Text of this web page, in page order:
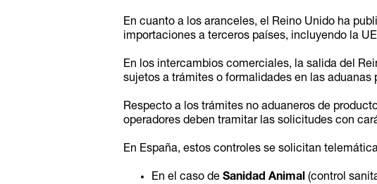
En cuanto a los aranceles, el Reino Unido ha
importaciones a terceros países, incluyendo la
En los intercambios comerciales, la salida del
sujetos a trámites o formalidades en las
Respecto a los trámites no aduaneros de
operadores deben tramitar las solicitudes con
En España, estos controles se solicitan
En el caso de Sanidad Animal (control